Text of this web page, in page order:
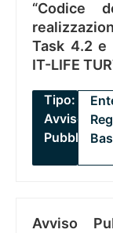
“Codice
Task 4.2 e
IT-LIFE
Tipo:
Avviso
Pubblico
Avviso